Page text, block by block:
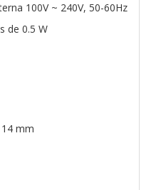
100V ~ 240V, 50-60Hz
de 0.5 W
mm